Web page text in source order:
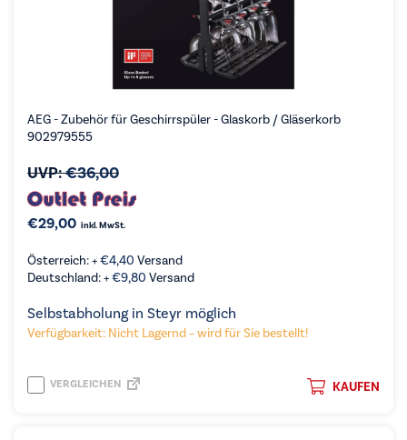
AEG - Zubehör für Geschirrspüler - Glaskorb / Gläserkorb
902979555
UVP:€36,00
€29,00 inkl. MwSt.
Österreich: +€4,40 Versand
Deutschland: +€9,80 Versand
Selbstabholung in Steyr möglich
Verfügbarkeit: Nicht Lagernd – wird für Sie bestellt!
KAUFEN
VERGLEICHEN